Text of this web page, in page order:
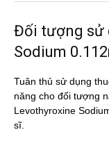
Đối tượng sử
Sodium
Tuân thủ sử dụng
năng cho đối tượng
Levothyroxine
sĩ.